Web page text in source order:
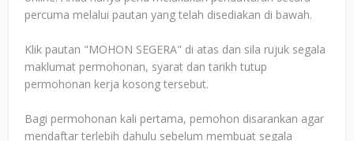
percuma melalui pautan yang telah disediakan di bawah.
Klik pautan "MOHON SEGERA" di atas dan sila rujuk segala
maklumat permohonan, syarat dan tarikh tutup
permohonan kerja kosong tersebut.
Bagi permohonan kali pertama, pemohon disarankan agar
mendaftar terlebih dahulu sebelum membuat segala